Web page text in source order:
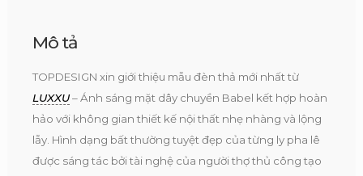
Mô tả
TOPDESIGN xin giới thiệu mẫu đèn thả mới nhất từ
LUXXU– Ánh sáng mặt dây chuyền Babel kết hợp hoàn
hảo với không gian thiết kế nội thất nhẹ nhàng và lộng
lẫy. Hình dạng bất thường tuyệt đẹp của từng ly pha lê
được sáng tác bởi tài nghệ của người thợ thủ công tạo